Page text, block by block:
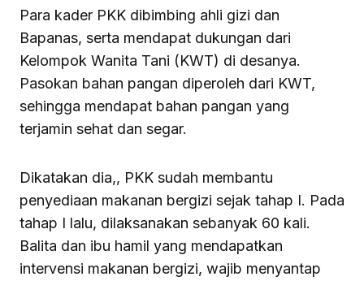
Para kader PKK dibimbing ahli gizi dan
Bapanas, serta mendapat dukungan dari
Kelompok Wanita Tani (KWT) di desanya.
Pasokan bahan pangan diperoleh dari KWT,
sehingga mendapat bahan pangan yang
terjamin sehat dan segar.
Dikatakan dia,, PKK sudah membantu
penyediaan makanan bergizi sejak tahap I. Pada
tahap I lalu, dilaksanakan sebanyak 60 kali.
Balita dan ibu hamil yang mendapatkan
intervensi makanan bergizi, wajib menyantap